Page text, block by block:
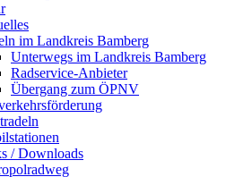
im Landkreis Bamberg
Unterwegs im Landkreis Bamberg
Radservice-Anbieter
Übergang zum ÖPNV
/ Downloads